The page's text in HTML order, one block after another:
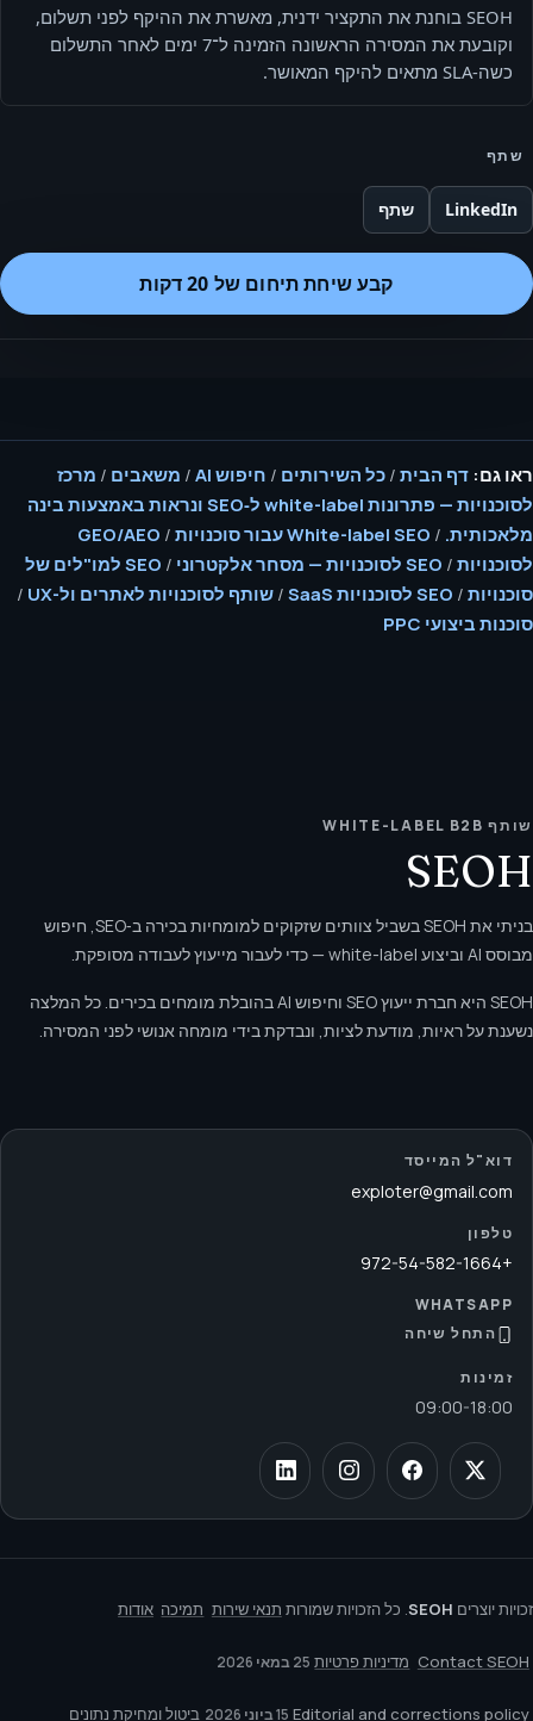
SEOH בוחנת את התקציר ידנית, מאשרת את ההיקף לפני תשלום,
וקובעת את המסירה הראשונה הזמינה ל־7 ימים לאחר התשלום
כשה-SLA מתאים להיקף המאושר.
שתף
LinkedIn שתף
קבע שיחת תיחום של 20 דקות
ראו גם: דף הבית / כל השירותים / חיפוש AI / משאבים / מרכז
לסוכנויות — פתרונות white-label ל‑SEO ונראות באמצעות בינה
מלאכותית. / White-label SEO עבור סוכנויות /
GEO/AEO
לסוכנויות / SEO לסוכנויות — מסחר אלקטרוני /
SEO למו"לים של
סוכנויות / SEO לסוכנויות SaaS / שותף לסוכנויות לאתרים ול-UX
/
סוכנות ביצועי PPC
שותף WHITE-LABEL B2B
SEOH
בניתי את SEOH בשביל צוותים שזקוקים למומחיות בכירה ב‑SEO, חיפוש
מבוסס AI וביצוע white-label — כדי לעבור מייעוץ לעבודה מסופקת.
SEOH היא חברת ייעוץ SEO וחיפוש AI בהובלת מומחים בכירים. כל המלצה
נשענת על ראיות, מודעת לציות, ונבדקת בידי מומחה אנושי לפני המסירה.
דוא"ל המייסד
exploter@gmail.com
טלפון
+972-54-582-1664
WHATSAPP
התחל שיחה
זמינות
09:00-18:00
זכויות יוצרים SEOH. כל הזכויות שמורות תנאי שירות תמיכה אודות
Contact SEOH מדיניות פרטיות 25 במאי 2026
Editorial and corrections policy 15 ביוני 2026 ביטול ומחיקת נתונים